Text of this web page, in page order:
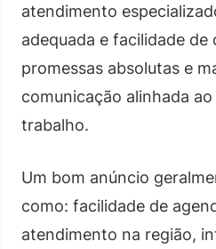
atendimento
adequada e facilidade
promessas absolutas e
comunicação alinhada
trabalho.
Um bom anúncio
como: facilidade de
atendimento na região,